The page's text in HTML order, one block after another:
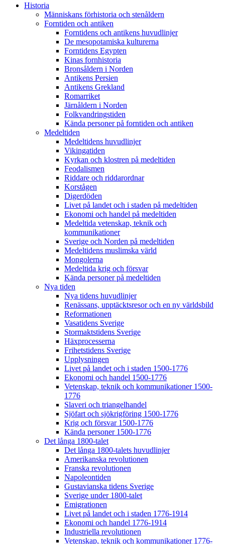
Historia
Människans förhistoria och stenåldern
Forntiden och antiken
Forntidens och antikens huvudlinjer
De mesopotamiska kulturerna
Forntidens Egypten
Kinas fornhistoria
Bronsåldern i Norden
Antikens Persien
Antikens Grekland
Romarriket
Järnåldern i Norden
Folkvandringstiden
Kända personer på forntiden och antiken
Medeltiden
Medeltidens huvudlinjer
Vikingatiden
Kyrkan och klostren på medeltiden
Feodalismen
Riddare och riddarordnar
Korstågen
Digerdöden
Livet på landet och i staden på medeltiden
Ekonomi och handel på medeltiden
Medeltida vetenskap, teknik och
kommunikationer
Sverige och Norden på medeltiden
Medeltidens muslimska värld
Mongolerna
Medeltida krig och försvar
Kända personer på medeltiden
Nya tiden
Nya tidens huvudlinjer
Renässans, upptäcktsresor och en ny världsbild
Reformationen
Vasatidens Sverige
Stormaktstidens Sverige
Häxprocesserna
Frihetstidens Sverige
Upplysningen
Livet på landet och i staden 1500-1776
Ekonomi och handel 1500-1776
Vetenskap, teknik och kommunikationer 1500-
1776
Slaveri och triangelhandel
Sjöfart och sjökrigföring 1500-1776
Krig och försvar 1500-1776
Kända personer 1500-1776
Det långa 1800-talet
Det långa 1800-talets huvudlinjer
Amerikanska revolutionen
Franska revolutionen
Napoleontiden
Gustavianska tidens Sverige
Sverige under 1800-talet
Emigrationen
Livet på landet och i staden 1776-1914
Ekonomi och handel 1776-1914
Industriella revolutionen
Vetenskap, teknik och kommunikationer 1776-